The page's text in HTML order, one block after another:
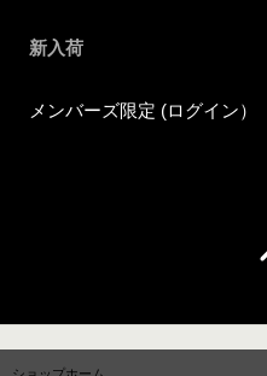
新入荷
メンバーズ限定 (ログイン）